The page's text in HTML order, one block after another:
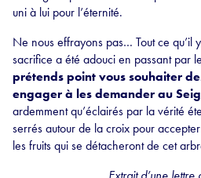
uni à lui pour l’éternité.
Ne nous effrayons pas… Tout ce qu’il
sacrifice a été adouci en passant par
prétends point vous souhaiter
engager à les demander au
ardemment qu’éclairés par la vérité
serrés autour de la croix pour
les fruits qui se détacheront de cet